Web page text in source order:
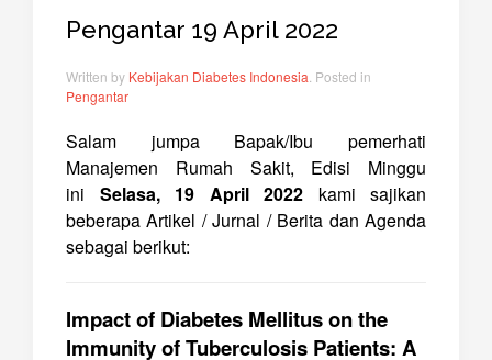
Pengantar 19 April 2022
Written by Kebijakan Diabetes Indonesia . Posted in
Pengantar
Salam jumpa Bapak/Ibu pemerhati
Manajemen Rumah Sakit, Edisi Minggu
ini Selasa, 19 April 2022 kami sajikan
beberapa Artikel / Jurnal / Berita dan Agenda
sebagai berikut:
Impact of Diabetes Mellitus on the
Immunity of Tuberculosis Patients: A